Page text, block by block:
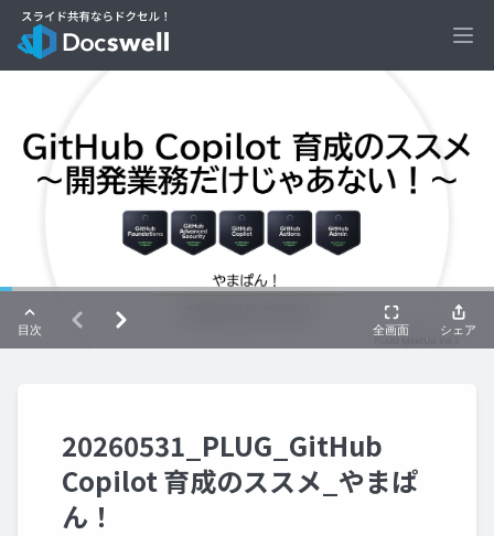
20260531_PLUG_GitHub
Copilot 育成のススメ_やまぱ
ん！